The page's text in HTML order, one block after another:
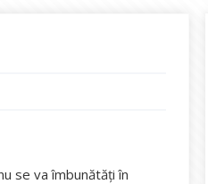
se va îmbunătăţi în